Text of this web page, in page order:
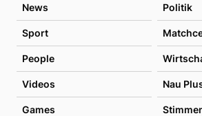
News Politik
Sport
People
Videos Nau
Games